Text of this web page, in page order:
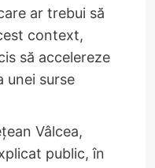
ar trebui să
context,
să accelereze
unei surse
Vâlcea,
public, în